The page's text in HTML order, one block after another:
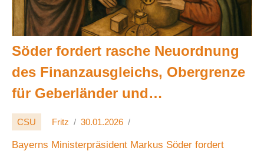
Söder fordert rasche Neuordnung
des Finanzausgleichs, Obergrenze
für Geberländer und
Kündigungsmöglichkeit 2030;
Bayern klagt BVerfG. 💶⚖️⏳
CSU Fritz 30.01.2026
Bayerns Ministerpräsident Markus Söder fordert